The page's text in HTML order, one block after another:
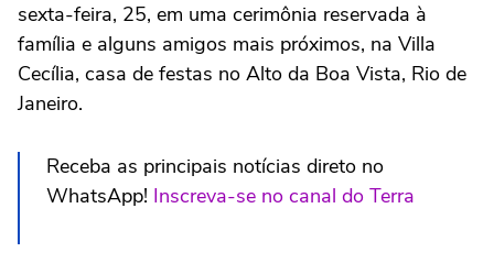
sexta-feira, 25, em uma cerimônia reservada à
família e alguns amigos mais próximos, na Villa
Cecília, casa de festas no Alto da Boa Vista, Rio de
Janeiro.
Receba as principais notícias direto no
WhatsApp! Inscreva-se no canal do Terra